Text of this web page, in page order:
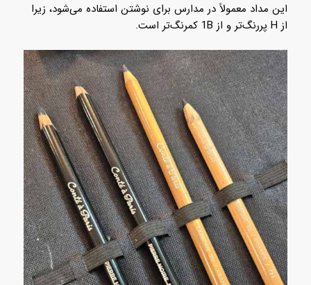
این مداد معمولاً در مدارس برای نوشتن استفاده می‌شود، زیرا
از H پررنگ‌تر و از 1B کمرنگ‌تر است.